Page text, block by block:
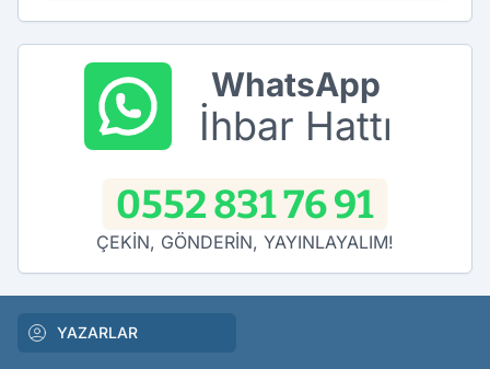
WhatsApp
İhbar Hattı
0552 831 76 91
ÇEKİN, GÖNDERİN, YAYINLAYALIM!
YAZARLAR